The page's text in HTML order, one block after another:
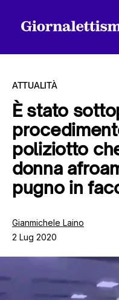
Tutti gli articoli
Chi siamo
Contatti
ATTUALITÀ
È stato
poliziotto
donna
pugno in
Gianmichele Laino
2 Lug 2020